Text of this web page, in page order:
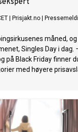
Prisjakt.no
måned,
Singles Day i dag.
på Black Friday finner
med høyere